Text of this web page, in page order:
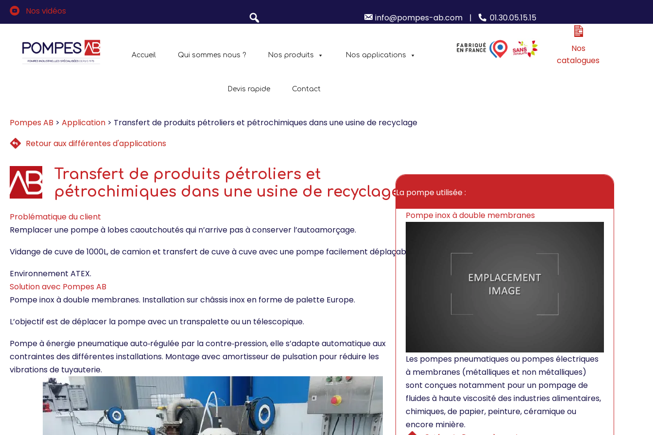
Skip
navigation
Skip
Nos vidéos
info@pompes-ab.com | 01.30.05.15.15
Accueil Qui sommes nous ? Nos produits Nos applications
Devis rapide Contact
Nos
catalogues
Pompes AB > Application > Transfert de produits pétroliers et pétrochimiques dans une usine de recyclage
Retour aux différentes d'applications
Transfert de produits pétroliers et
pétrochimiques dans une usine de recyclage
Problématique du client
Remplacer une pompe à lobes caoutchoutés qui n’arrive pas à conserver l’autoamorçage.
Vidange de cuve de 1000L, de camion et transfert de cuve à cuve avec une pompe facilement déplaçable.
Environnement ATEX.
Solution avec Pompes AB
Pompe inox à double membranes. Installation sur châssis inox en forme de palette Europe.
L’objectif est de déplacer la pompe avec un transpalette ou un télescopique.
Pompe à énergie pneumatique auto‐régulée par la contre‐pression, elle s’adapte automatique aux
contraintes des différentes installations. Montage avec amortisseur de pulsation pour réduire les
vibrations de tuyauterie.
La pompe utilisée :
Pompe inox à double membranes
Les pompes pneumatiques ou pompes électriques
à membranes (métalliques et non métalliques)
sont conçues notamment pour un pompage de
fluides à haute viscosité des industries alimentaires,
chimiques, de papier, peinture, céramique ou
encore minière.